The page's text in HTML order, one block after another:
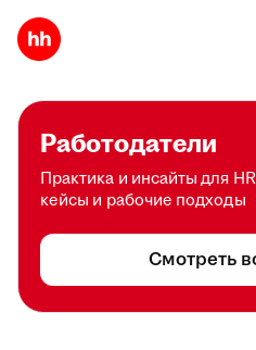
Работодатели
Практика и инсайты для
кейсы и рабочие подходы
Смотреть